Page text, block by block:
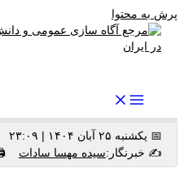
پرش به محتوا
📅 یکشنبه ۲۵ آبان ۱۴۰۴ | ۲۳:۰۹
✍️ خبرنگار:سیده مهسا سادات